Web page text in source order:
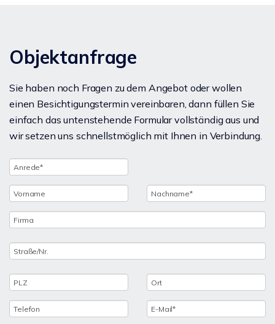
Objektanfrage
Sie haben noch Fragen zu dem Angebot oder wollen
einen Besichtigungstermin vereinbaren, dann füllen Sie
einfach das untenstehende Formular vollständig aus und
wir setzen uns schnellstmöglich mit Ihnen in Verbindung.